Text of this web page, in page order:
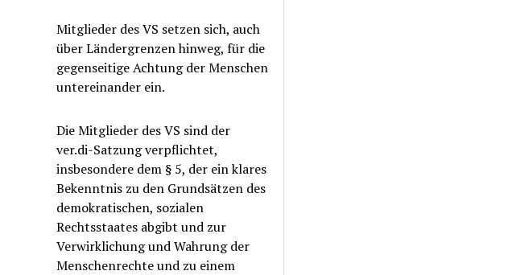
Mitglieder des VS setzen sich, auch
über Ländergrenzen hinweg, für die
gegenseitige Achtung der Menschen
untereinander ein.
Die Mitglieder des VS sind der
ver.di-Satzung verpflichtet,
insbesondere dem § 5, der ein klares
Bekenntnis zu den Grundsätzen des
demokratischen, sozialen
Rechtsstaates abgibt und zur
Verwirklichung und Wahrung der
Menschenrechte und zu einem